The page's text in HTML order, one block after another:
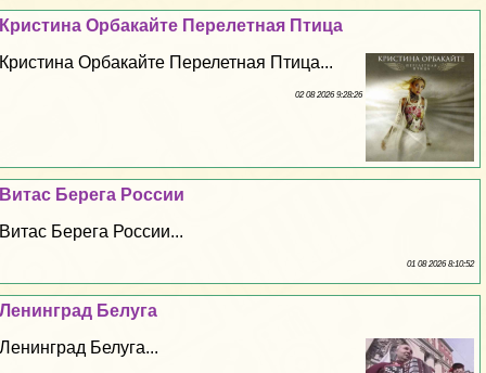
Кристина Орбакайте Перелетная Птица
Кристина Орбакайте Перелетная Птица...
02 08 2026 9:28:26
Витас Берега России
Витас Берега России...
01 08 2026 8:10:52
Ленинград Белуга
Ленинград Белуга...